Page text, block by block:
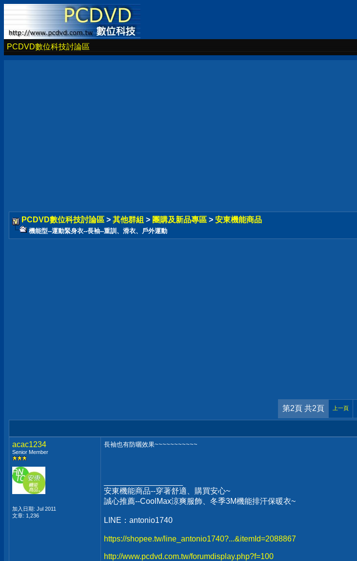
PCDVD數位科技討論區
PCDVD數位科技討論區 > 其他群組 > 團購及新品專區 > 安東機能商品
機能型--運動緊身衣--長袖--重訓、滑衣、戶外運動
第2頁 共2頁 上一頁
acac1234
Senior Member
加入日期: Jul 2011
文章: 1,236
長袖也有防曬效果~~~~~~~~~~~
安東機能商品--穿著舒適、購買安心~
誠心推薦--CoolMax涼爽服飾、冬季3M機能排汗保暖衣~
LINE：antonio1740
https://shopee.tw/line_antonio1740?...&itemId=2088867
http://www.pcdvd.com.tw/forumdisplay.php?f=100